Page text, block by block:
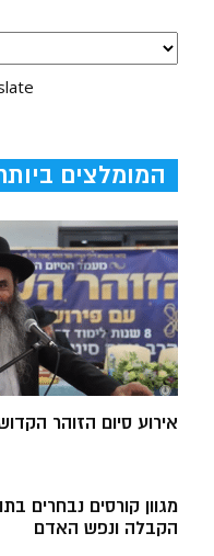
המומלצים
אירוע סיום הזוהר
מגוון קורסים נבחרים
הקבלה ונפש האדם